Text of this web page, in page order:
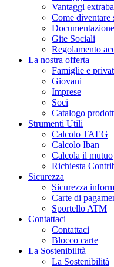
Vantaggi
Come diventare
Gite Sociali
Regolamento
La nostra offerta
Famiglie e
Giovani
Imprese
Soci
Catalogo
Strumenti Utili
Calcolo TAEG
Calcolo Iban
Calcola il mutuo
Richiesta
Sicurezza
Sicurezza
Carte di
Sportello ATM
Contattaci
Contattaci
Blocco carte
La Sostenibilità
La Sostenibilità